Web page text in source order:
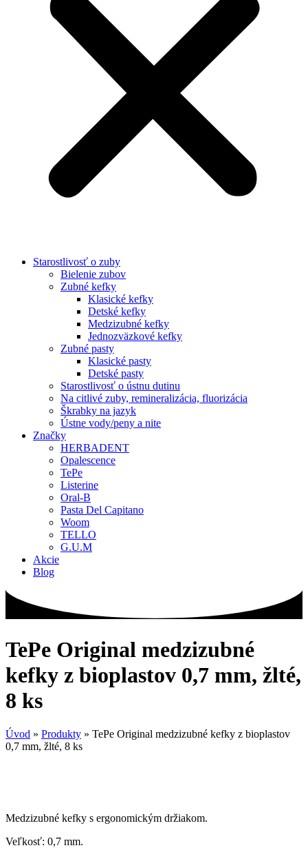
Starostlivosť o zuby
Bielenie zubov
Zubné kefky
Klasické kefky
Detské kefky
Medzizubné kefky
Jednozväzkové kefky
Zubné pasty
Klasické pasty
Detské pasty
Starostlivosť o ústnu dutinu
Na citlivé zuby, remineralizácia, fluorizácia
Škrabky na jazyk
Ústne vody/peny a nite
Značky
HERBADENT
Opalescence
TePe
Listerine
Oral-B
Pasta Del Capitano
Woom
TELLO
G.U.M
Akcie
Blog
TePe Original medzizubné
kefky z bioplastov 0,7 mm, žlté,
8 ks
Úvod » Produkty » TePe Original medzizubné kefky z bioplastov
0,7 mm, žlté, 8 ks
Medzizubné kefky s ergonomickým držiakom.
Veľkosť: 0,7 mm.